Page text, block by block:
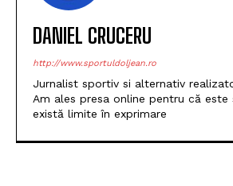
DANIEL CRUCERU
http://www.sportuldoljean.ro
Jurnalist sportiv si alternativ
există limite în exprimare